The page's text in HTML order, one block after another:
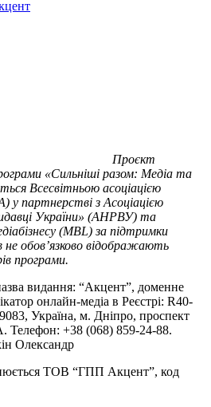
Проєкт
«Сильніші разом: Медіа та
Всесвітньою асоціацією
у партнерстві з Асоціацією
України» (АНРВУ) та
(MBL) за підтримки
не обов’язково відображають
програми.
видання: “Акцент”, доменне
онлайн-медіа в Реєстрі: R40-
Україна, м. Дніпро, проспект
Телефон: +38 (068) 859-24-88.
Олександр
ТОВ “ГПП Акцент”, код